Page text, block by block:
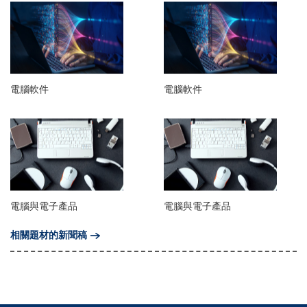
電腦軟件 電腦軟件
電腦與電子產品
電腦與電子產品
相關題材的新聞稿